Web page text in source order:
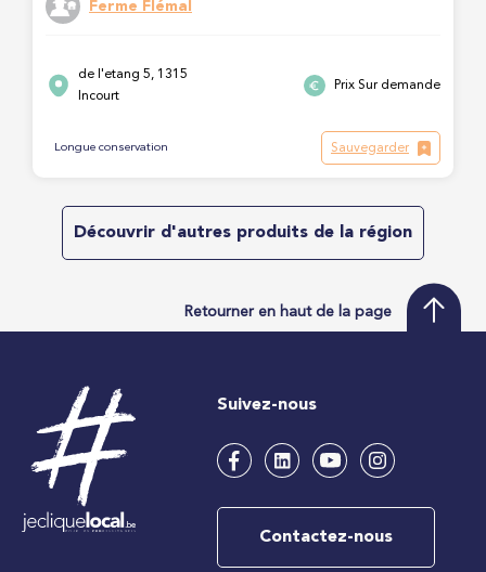
Ferme Flémal
de l'etang 5, 1315
Incourt
Prix Sur demande
Longue conservation Sauvegarder
Découvrir d'autres produits de la région
Retourner en haut de la page
Suivez-nous
Contactez-nous